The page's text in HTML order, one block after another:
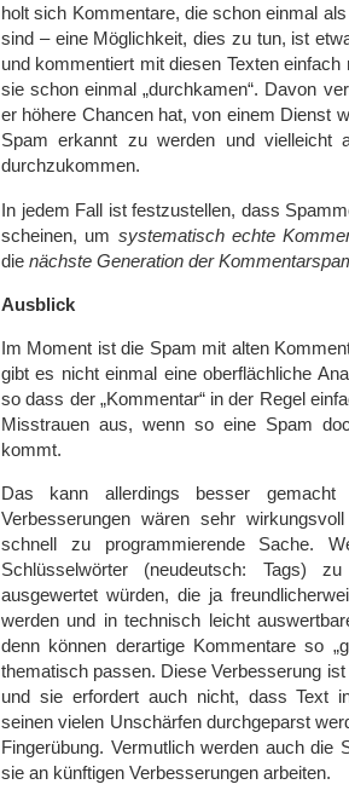
holt sich Kommentare, die schon einmal
sind – eine Möglichkeit, dies zu tun, ist
und kommentiert mit diesen Texten
sie schon einmal „durchkamen“. Davon
er höhere Chancen hat, von einem Dienst
Spam erkannt zu werden und vielleicht
durchzukommen.
In jedem Fall ist festzustellen, dass
scheinen, um systematisch echte
die nächste Generation der
Ausblick
Im Moment ist die Spam mit alten
gibt es nicht einmal eine oberflächliche
so dass der „Kommentar“ in der Regel
Misstrauen aus, wenn so eine Spam
kommt.
Das kann allerdings besser gemacht
Verbesserungen wären sehr
schnell zu programmierende Sache.
Schlüsselwörter (neudeutsch: Tags)
ausgewertet würden, die ja
werden und in technisch leicht
denn können derartige Kommentare so
thematisch passen. Diese Verbesserung
und sie erfordert auch nicht, dass Text
seinen vielen Unschärfen durchgeparst
Fingerübung. Vermutlich werden auch die
sie an künftigen Verbesserungen arbeiten.